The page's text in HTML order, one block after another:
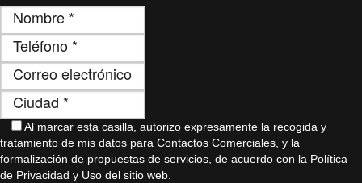
Al marcar esta casilla, autorizo ​​expresamente la recogida y
tratamiento de mis datos para Contactos Comerciales, y la
formalización de propuestas de servicios, de acuerdo con la Política
de Privacidad y Uso del sitio web.